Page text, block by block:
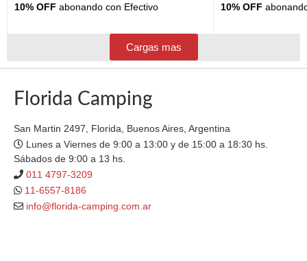
10% OFF abonando con Efectivo
10% OFF
Cargas mas
Florida Camping
San Martin 2497, Florida, Buenos Aires, Argentina
Lunes a Viernes de 9:00 a 13:00 y de 15:00 a 18:30 hs.
Sábados de 9:00 a 13 hs.
011 4797-3209
11-6557-8186
info@florida-camping.com.ar